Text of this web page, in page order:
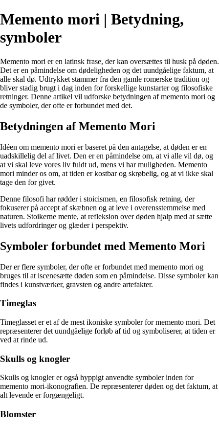
Memento mori | Betydning,
symboler
Memento mori er en latinsk frase, der kan oversættes til husk på døden.
Det er en påmindelse om dødeligheden og det uundgåelige faktum, at
alle skal dø. Udtrykket stammer fra den gamle romerske tradition og
bliver stadig brugt i dag inden for forskellige kunstarter og filosofiske
retninger. Denne artikel vil udforske betydningen af memento mori og
de symboler, der ofte er forbundet med det.
Betydningen af Memento Mori
Idéen om memento mori er baseret på den antagelse, at døden er en
uadskillelig del af livet. Den er en påmindelse om, at vi alle vil dø, og
at vi skal leve vores liv fuldt ud, mens vi har muligheden. Memento
mori minder os om, at tiden er kostbar og skrøbelig, og at vi ikke skal
tage den for givet.
Denne filosofi har rødder i stoicismen, en filosofisk retning, der
fokuserer på accept af skæbnen og at leve i overensstemmelse med
naturen. Stoikerne mente, at refleksion over døden hjalp med at sætte
livets udfordringer og glæder i perspektiv.
Symboler forbundet med Memento Mori
Der er flere symboler, der ofte er forbundet med memento mori og
bruges til at iscenesætte døden som en påmindelse. Disse symboler kan
findes i kunstværker, gravsten og andre artefakter.
Timeglas
Timeglasset er et af de mest ikoniske symboler for memento mori. Det
repræsenterer det uundgåelige forløb af tid og symboliserer, at tiden er
ved at rinde ud.
Skulls og knogler
Skulls og knogler er også hyppigt anvendte symboler inden for
memento mori-ikonografien. De repræsenterer døden og det faktum, at
alt levende er forgængeligt.
Blomster